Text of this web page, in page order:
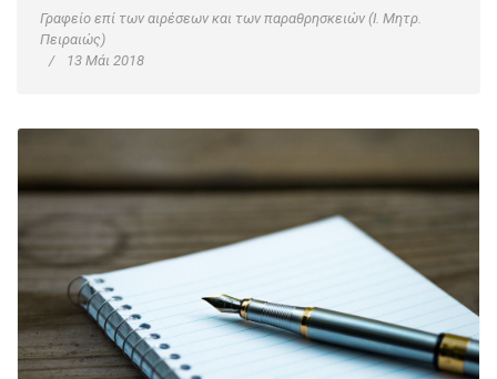
Γραφείο επί των αιρέσεων και των παραθρησκειών (Ι. Μητρ.
Πειραιώς)
13 Μάι 2018